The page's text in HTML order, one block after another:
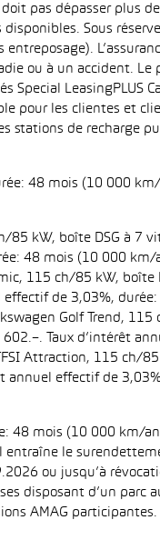
pas dépasser plus
Sous
ou à un accident. Le
LeasingPLUS
pour les clientes et
stations de recharge
48 mois (10 000
85 kW, boîte DSG à 7
48 mois (10 000 km/
115 ch/85 kW,
de 3,03%,
Golf Trend,
Taux d’intérêt
Attraction, 115 ch/
annuel effectif de
48 mois (10 000 km/
entraîne le
ou jusqu’à
disposant d’un parc
AMAG